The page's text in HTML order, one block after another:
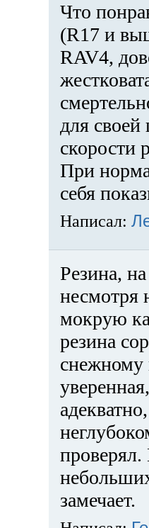
Что
(R17 и
RAV4,
для
скорости
При
себя
Написал:
Резина,
несмотря
мокрую
резина
снежному
замечает.